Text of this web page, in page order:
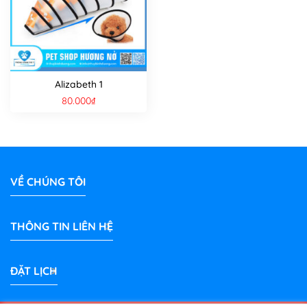
Alizabeth 1
80.000₫
VỀ CHÚNG TÔI
THÔNG TIN LIÊN HỆ
ĐẶT LỊCH